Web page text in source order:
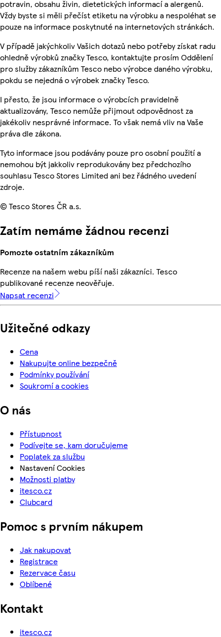
potravin, obsahu živin, dietetických informací a alergenů.
Vždy byste si měli přečíst etiketu na výrobku a nespoléhat se
pouze na informace poskytnuté na internetových stránkách.
V případě jakýchkoliv Vašich dotazů nebo potřeby získat radu
ohledně výrobků značky Tesco, kontaktujte prosím Oddělení
pro služby zákazníkům Tesco nebo výrobce daného výrobku,
pokdu se nejedná o výrobek značky Tesco.
I přesto, že jsou informace o výrobcích pravidelně
aktualizovány, Tesco nemůže přijmout odpovědnost za
jakékoliv nesprávné informace. To však nemá vliv na Vaše
práva dle zákona.
Tyto informace jsou podávány pouze pro osobní použití a
nemohou být jakkoliv reprodukovány bez předchozího
souhlasu Tesco Stores Limited ani bez řádného uvedení
zdroje.
© Tesco Stores ČR a.s.
Zatím nemáme žádnou recenzi
Pomozte ostatním zákazníkům
Recenze na našem webu píší naši zákazníci. Tesco
publikované recenze neověřuje.
Napsat recenzi
Užitečné odkazy
Cena
Nakupujte online bezpečně
Podmínky používání
Soukromí a cookies
O nás
Přístupnost
Podívejte se, kam doručujeme
Poplatek za službu
Nastavení Cookies
Možnosti platby
itesco.cz
Clubcard
Pomoc s prvním nákupem
Jak nakupovat
Registrace
Rezervace času
Oblíbené
Kontakt
itesco.cz